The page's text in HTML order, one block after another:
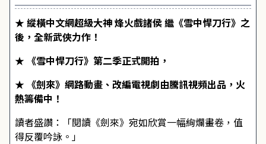
★ 縱橫中文網超級大神 烽火戲諸侯 繼《雪中悍刀行》之
後，全新武俠力作！
★ 《雪中悍刀行》第二季正式開拍，
★ 《劍來》網路動畫、改編電視劇由騰訊視頻出品，火
熱籌備中！
讀者盛讚：「閱讀《劍來》宛如欣賞一幅絢爛畫卷，值
得反覆吟詠。」